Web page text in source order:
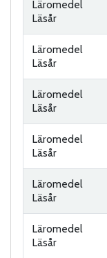
Läromedel
Läsår
Läromedel
Läsår
Läromedel
Läsår
Läromedel
Läsår
Läromedel
Läsår
Läromedel
Läsår